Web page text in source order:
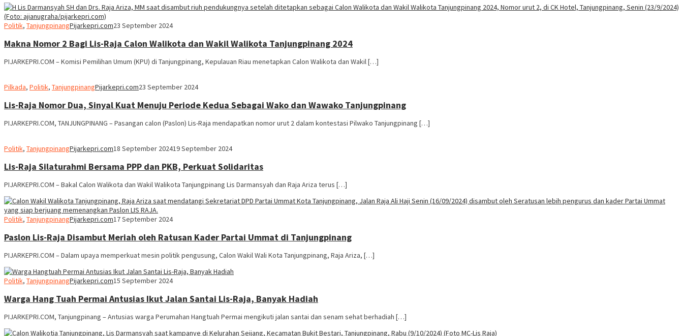
Politik, TanjungpinangPijarkepri.com23 September 2024
Makna Nomor 2 Bagi Lis-Raja Calon Walikota dan Wakil Walikota Tanjungpinang 2024
PIJARKEPRI.COM – Komisi Pemilihan Umum (KPU) di Tanjungpinang, Kepulauan Riau menetapkan Calon Walikota dan Wakil […]
Pilkada, Politik, TanjungpinangPijarkepri.com23 September 2024
Lis-Raja Nomor Dua, Sinyal Kuat Menuju Periode Kedua Sebagai Wako dan Wawako Tanjungpinang
PIJARKEPRI.COM, TANJUNGPINANG – Pasangan calon (Paslon) Lis-Raja mendapatkan nomor urut 2 dalam kontestasi Pilwako Tanjungpinang […]
Politik, TanjungpinangPijarkepri.com18 September 202419 September 2024
Lis-Raja Silaturahmi Bersama PPP dan PKB, Perkuat Solidaritas
PIJARKEPRI.COM – Bakal Calon Walikota dan Wakil Walikota Tanjungpinang Lis Darmansyah dan Raja Ariza terus […]
Politik, TanjungpinangPijarkepri.com17 September 2024
Paslon Lis-Raja Disambut Meriah oleh Ratusan Kader Partai Ummat di Tanjungpinang
PIJARKEPRI.COM – Dalam upaya memperkuat mesin politik pengusung, Calon Wakil Wali Kota Tanjungpinang, Raja Ariza, […]
Politik, TanjungpinangPijarkepri.com15 September 2024
Warga Hang Tuah Permai Antusias Ikut Jalan Santai Lis-Raja, Banyak Hadiah
PIJARKEPRI.COM, Tanjungpinang – Antusias warga Perumahan Hangtuah Permai mengikuti jalan santai dan senam sehat berhadiah […]